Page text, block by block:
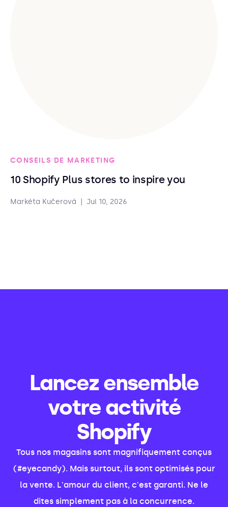
CONSEILS DE MARKETING
10 Shopify Plus stores to inspire you
Markéta Kučerová Jul 10, 2026
Lancez ensemble
votre activité
Shopify
Tous nos magasins sont magnifiquement conçus
(#eyecandy). Mais surtout, ils sont optimisés pour
la vente. L'amour du client, c'est garanti. Ne le
dites simplement pas à la concurrence.